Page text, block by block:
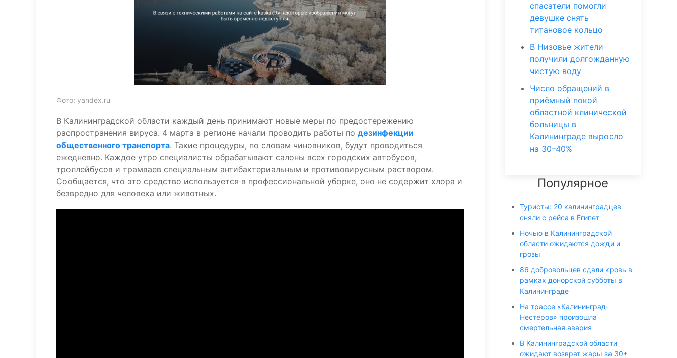
Фото: yandex.ru
В Калининградской области каждый день принимают новые меры по предостережению
распространения вируса. 4 марта в регионе начали проводить работы по дезинфекции
общественного транспорта. Такие процедуры, по словам чиновников, будут проводиться
ежедневно. Каждое утро специалисты обрабатывают салоны всех городских автобусов,
троллейбусов и трамваев специальным антибактериальным и противовирусным раствором.
Сообщается, что это средство используется в профессиональной уборке, оно не содержит хлора и
безвредно для человека или животных.
спасатели помогли
девушке снять
титановое кольцо
В Низовье жители
получили долгожданную
чистую воду
Число обращений в
приёмный покой
областной клинической
больницы в
Калининграде выросло
на 30–40%
Популярное
Туристы: 20 калининградцев
сняли с рейса в Египет
Ночью в Калининградской
области ожидаются дожди и
грозы
86 добровольцев сдали кровь в
рамках донорской субботы в
Калининграде
На трассе «Калининград-
Нестеров» произошла
смертельная авария
В Калининградской области
ожидают возврат жары за 30+